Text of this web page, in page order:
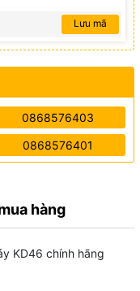
Lưu mã
0868576403
0868576401
hàng
KD46 chính hãng